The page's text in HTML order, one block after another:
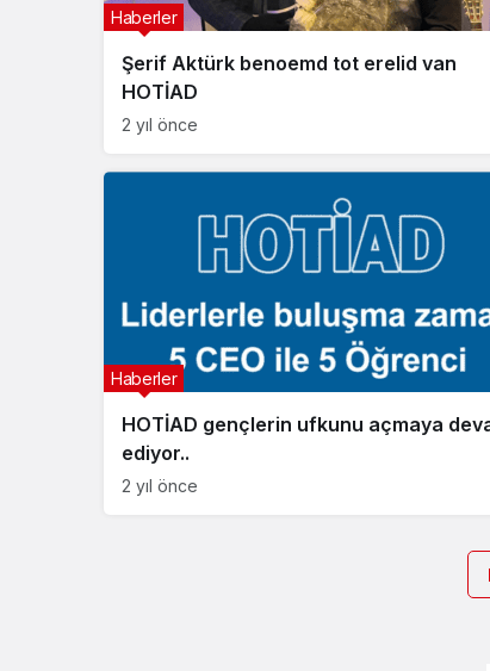
Şerif Aktürk benoemd tot erelid van
HOTİAD
Haberler
2 yıl önce
HOTİAD gençlerin ufkunu açmaya
ediyor..
Haberler
2 yıl önce